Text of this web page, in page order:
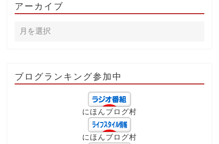
アーカイブ
ブログランキング参加中
にほんブログ村
にほんブログ村